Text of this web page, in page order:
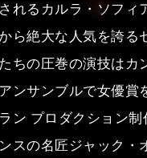
れるカルラ・ソフィ
ら絶大な人気を誇る
ちの圧巻の演技はカ
ンサンブルで女優賞
ン プロダクション制
スの名匠ジャック・